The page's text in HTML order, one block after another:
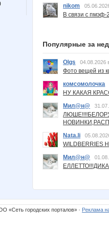
nikom
В связи с пмэф-
Популярные за
Olgs 04.08.2026
Фото вещей из
комсомолочка
НУ КАКАЯ
Мил@н@
Nata.li
Мил@н@
«Сеть городских порталов» · Реклама